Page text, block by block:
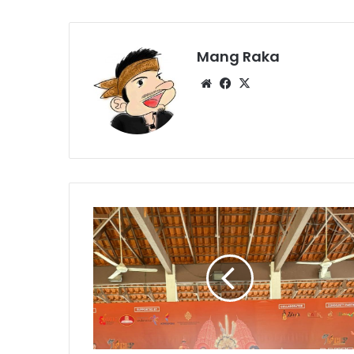
Mang Raka
WebsiteFacebook
Bintang
Esa
Nugraha
Raih
Juara
3
Seni
Internasional